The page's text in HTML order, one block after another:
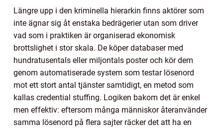
Längre upp i den kriminella hierarkin finns aktörer som
inte ägnar sig åt enstaka bedrägerier utan som driver
vad som i praktiken är organiserad ekonomisk
brottslighet i stor skala. De köper databaser med
hundratusentals eller miljontals poster och kör dem
genom automatiserade system som testar lösenord
mot ett stort antal tjänster samtidigt, en metod som
kallas credential stuffing. Logiken bakom det är enkel
men effektiv: eftersom många människor återanvänder
samma lösenord på flera sajter räcker det att ha en